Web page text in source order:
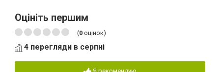
Оцініть першим
(0 оцінок)
4 перегляди в серпні